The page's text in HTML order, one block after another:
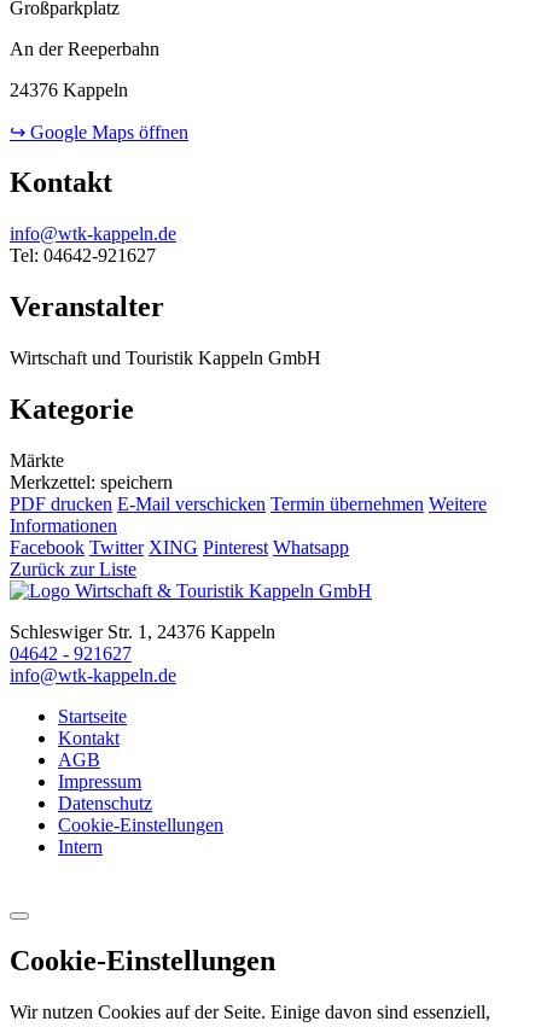
Großparkplatz
An der Reeperbahn
24376 Kappeln
↪ Google Maps öffnen
Kontakt
info@wtk-kappeln.de
Tel: 04642-921627
Veranstalter
Wirtschaft und Touristik Kappeln GmbH
Kategorie
Märkte
Merkzettel: speichern
PDF drucken E-Mail verschicken Termin übernehmen Weitere
Informationen
Facebook Twitter XING Pinterest Whatsapp
Zurück zur Liste
Schleswiger Str. 1, 24376 Kappeln
04642 - 921627
info@wtk-kappeln.de
Startseite
Kontakt
AGB
Impressum
Datenschutz
Cookie-Einstellungen
Intern
Cookie-Einstellungen
Wir nutzen Cookies auf der Seite. Einige davon sind essenziell,